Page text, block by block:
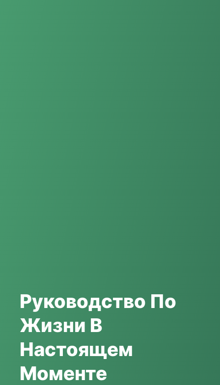
Руководство По
Жизни В
Настоящем
Моменте